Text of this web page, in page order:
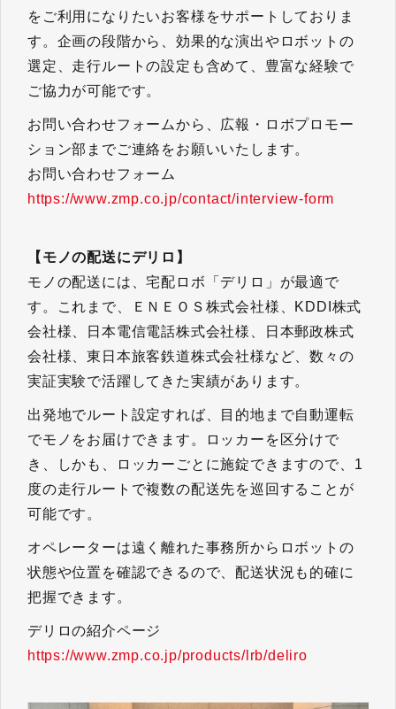
をご利用になりたいお客様をサポートしておりま
す。企画の段階から、効果的な演出やロボットの
選定、走行ルートの設定も含めて、豊富な経験で
ご協力が可能です。
お問い合わせフォームから、広報・ロボプロモー
ション部までご連絡をお願いいたします。
お問い合わせフォーム
https://www.zmp.co.jp/contact/interview-form​​​​​​​
【モノの配送にデリロ】
モノの配送には、宅配ロボ「デリロ」が最適で
す。これまで、ＥＮＥＯＳ株式会社様、KDDI株式
会社様、日本電信電話株式会社様、日本郵政株式
会社様、東日本旅客鉄道株式会社様など、数々の
実証実験で活躍してきた実績があります。
出発地でルート設定すれば、目的地まで自動運転
でモノをお届けできます。ロッカーを区分けで
き、しかも、ロッカーごとに施錠できますので、1
度の走行ルートで複数の配送先を巡回することが
可能です。
オペレーターは遠く離れた事務所からロボットの
状態や位置を確認できるので、配送状況も的確に
把握できます。
デリロの紹介ページ
https://www.zmp.co.jp/products/lrb/deliro